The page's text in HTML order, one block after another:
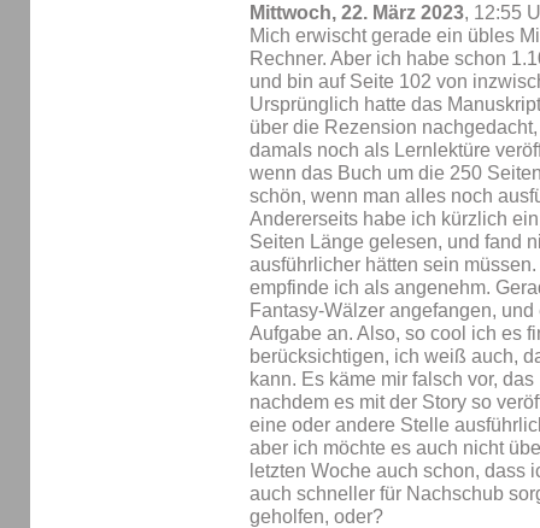
Mittwoch, 22. März 2023, 12:55
Mich erwischt gerade ein übles
Rechner. Aber ich habe schon
und bin auf Seite 102 von
Ursprünglich hatte das
über die Rezension
damals noch als Lernlektüre
wenn das Buch um die 250
schön, wenn man alles noch
Andererseits habe ich kürzlich
Seiten Länge gelesen, und fand
ausführlicher hätten sein
empfinde ich als angenehm.
Fantasy-Wälzer angefangen,
Aufgabe an. Also, so cool ich es
berücksichtigen, ich weiß auch,
kann. Es käme mir falsch vor,
nachdem es mit der Story so
eine oder andere Stelle
aber ich möchte es auch nicht
letzten Woche auch schon, dass
auch schneller für Nachschub
geholfen, oder?